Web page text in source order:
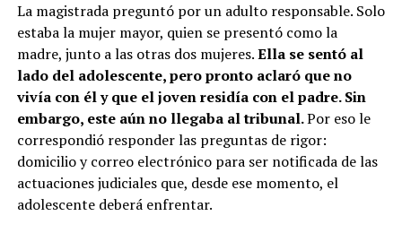
La magistrada preguntó por un adulto responsable. Solo
estaba la mujer mayor, quien se presentó como la
madre, junto a las otras dos mujeres.Ella se sentó al
lado del adolescente, pero pronto aclaró que no
vivía con él y que el joven residía con el padre. Sin
embargo, este aún no llegaba al tribunal.Por eso le
correspondió responder las preguntas de rigor:
domicilio y correo electrónico para ser notificada de las
actuaciones judiciales que, desde ese momento, el
adolescente deberá enfrentar.